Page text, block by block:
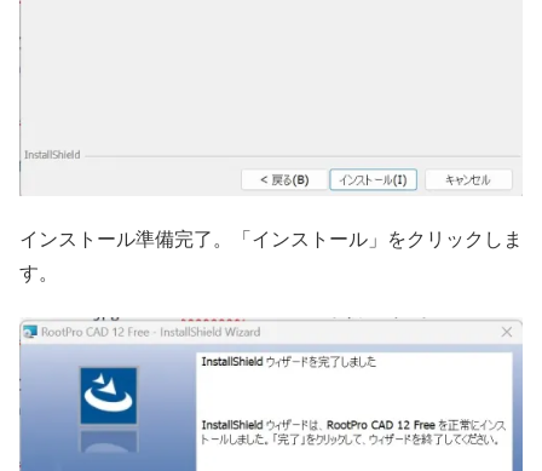
インストール準備完了。「インストール」をクリックしま
す。